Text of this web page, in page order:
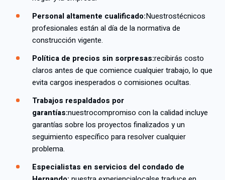
Personal altamente cualificado:Nuestrostécnicos
profesionales están al día de la normativa de
construcción vigente.
Política de precios sin sorpresas:recibirás costo
claros antes de que comience cualquier trabajo, lo que
evita cargos inesperados o comisiones ocultas.
Trabajos respaldados por
garantías:nuestrocompromiso con la calidad incluye
garantías sobre los proyectos finalizados y un
seguimiento específico para resolver cualquier
problema.
Especialistas en servicios del condado de